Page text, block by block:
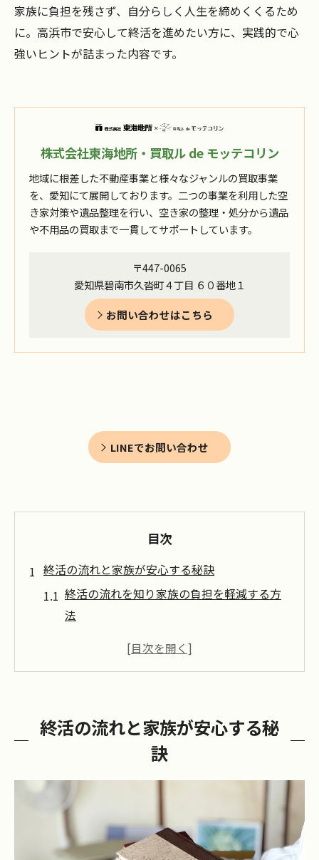
家族に負担を残さず、自分らしく人生を締めくくるため
に。高浜市で安心して終活を進めたい方に、実践的で心
強いヒントが詰まった内容です。
株式会社東海地所・買取ル de モッテコリン
地域に根差した不動産事業と様々なジャンルの買取事業
を、愛知にて展開しております。二つの事業を利用した空
き家対策や遺品整理を行い、空き家の整理・処分から遺品
や不用品の買取まで一貫してサポートしています。
〒447-0065
愛知県碧南市久沓町４丁目 ６０番地１
お問い合わせはこちら
LINEでお問い合わせ
目次
終活の流れと家族が安心する秘訣
終活の流れを知り家族の負担を軽減する方
法
終活で家族が安心できるコミュニケーショ
終活の始め方と家族に伝えるタイミングの
終活の流れで大切な家族の納得ポイント解
高浜市で実践できる終活準備の進め方
高浜市で始める終活準備の基本ステップ解
終活の流れと家族が安心する秘
訣